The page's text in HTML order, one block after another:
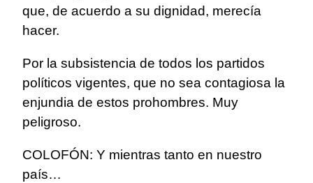
que, de acuerdo a su dignidad, merecía
hacer.
Por la subsistencia de todos los partidos
políticos vigentes, que no sea contagiosa la
enjundia de estos prohombres. Muy
peligroso.
COLOFÓN: Y mientras tanto en nuestro
país…